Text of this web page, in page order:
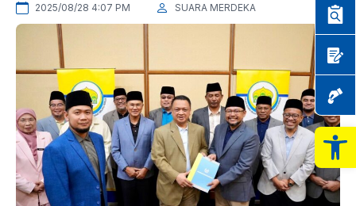
2025/08/28 4:07 PM SUARA MERDEKA